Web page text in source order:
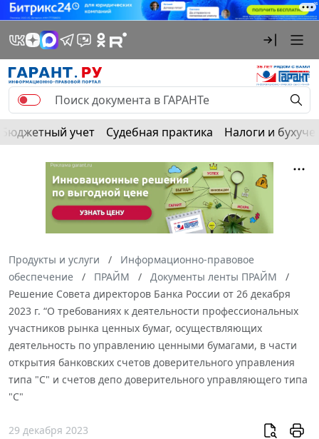
Бюджетный учет Судебная практика Налоги и
Продукты и услуги
Информационно-правовое
обеспечение
ПРАЙМ
Документы ленты ПРАЙМ
Решение Совета директоров Банка России от 26 декабря
2023 г. “О требованиях к деятельности профессиональных
участников рынка ценных бумаг, осуществляющих
деятельность по управлению ценными бумагами, в части
открытия банковских счетов доверительного управления
типа "С" и счетов депо доверительного управляющего типа
"С"
29 декабря 2023